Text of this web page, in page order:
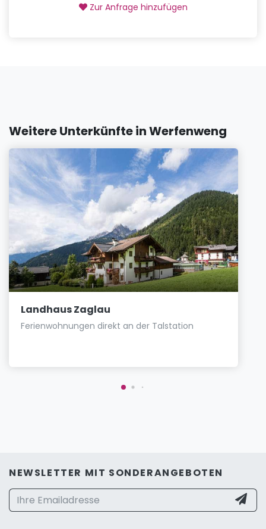
Zur Anfrage hinzufügen
Weitere Unterkünfte in Werfenweng
Landhaus Zaglau
Ferienwohnungen direkt an der Talstation
NEWSLETTER MIT SONDERANGEBOTEN